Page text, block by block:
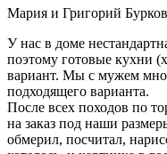
Мария и Григорий
У нас в доме
поэтому готовые кухни
вариант. Мы с мужем
подходящего варианта.
После всех походов по
на заказ под наши
обмерил, посчитал,